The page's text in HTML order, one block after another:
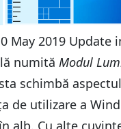
May 2019 Update
numită Modul
schimbă
de utilizare a